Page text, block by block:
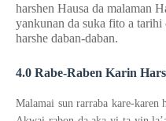
harshen Hausa da malaman
yankunan da suka fito a
harshe daban-daban.
4.0 Rabe-Raben Karin
Malamai sun rarraba kare-karen